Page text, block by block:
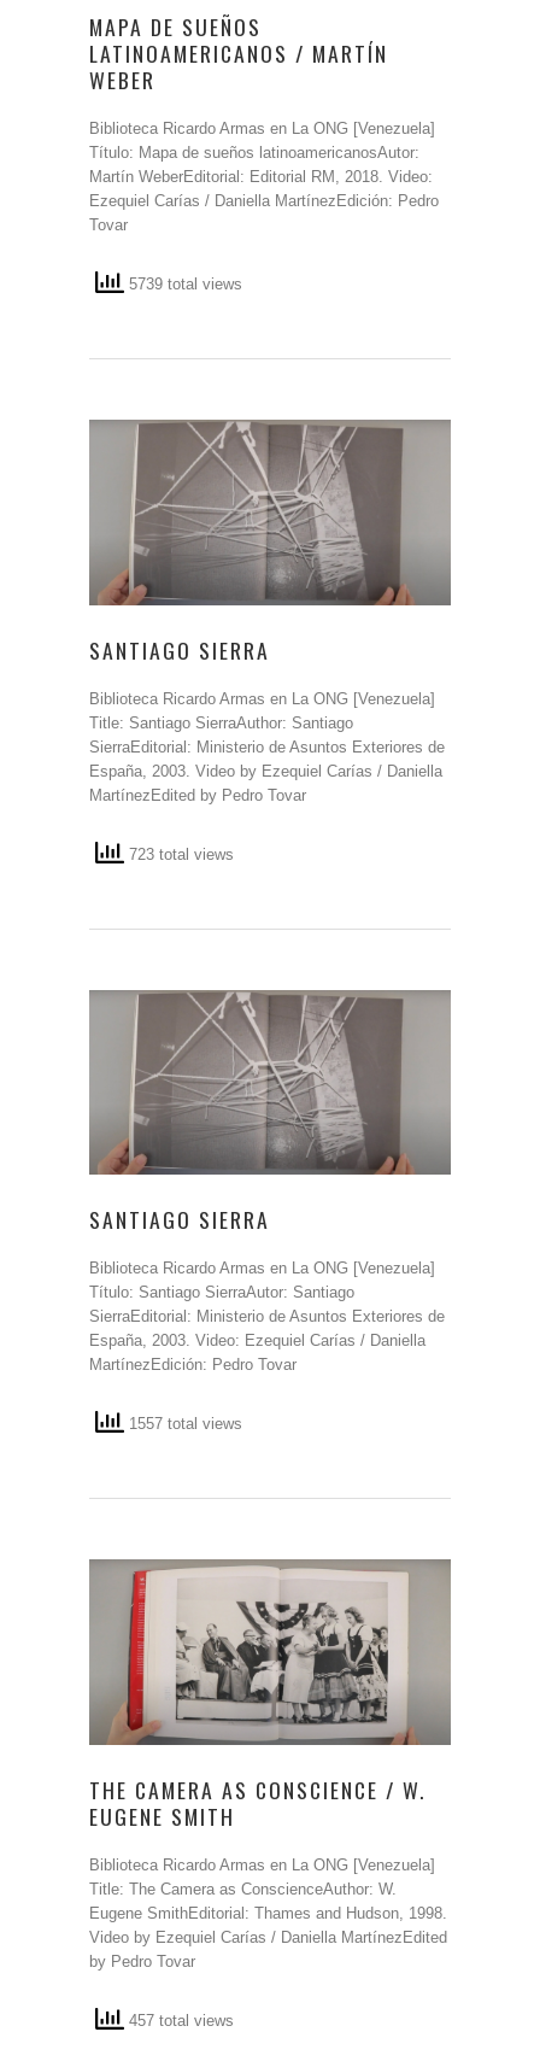
MAPA DE SUEÑOS
LATINOAMERICANOS / MARTÍN
WEBER
Biblioteca Ricardo Armas en La ONG [Venezuela]
Título: Mapa de sueños latinoamericanosAutor:
Martín WeberEditorial: Editorial RM, 2018. Video:
Ezequiel Carías / Daniella MartínezEdición: Pedro
Tovar
5739 total views
SANTIAGO SIERRA
Biblioteca Ricardo Armas en La ONG [Venezuela]
Title: Santiago SierraAuthor: Santiago
SierraEditorial: Ministerio de Asuntos Exteriores de
España, 2003. Video by Ezequiel Carías / Daniella
MartínezEdited by Pedro Tovar
723 total views
SANTIAGO SIERRA
Biblioteca Ricardo Armas en La ONG [Venezuela]
Título: Santiago SierraAutor: Santiago
SierraEditorial: Ministerio de Asuntos Exteriores de
España, 2003. Video: Ezequiel Carías / Daniella
MartínezEdición: Pedro Tovar
1557 total views
THE CAMERA AS CONSCIENCE / W.
EUGENE SMITH
Biblioteca Ricardo Armas en La ONG [Venezuela]
Title: The Camera as ConscienceAuthor: W.
Eugene SmithEditorial: Thames and Hudson, 1998.
Video by Ezequiel Carías / Daniella MartínezEdited
by Pedro Tovar
457 total views